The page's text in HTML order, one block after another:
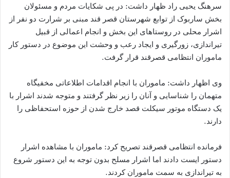
سرهنگ یحیی راد ظهار داشت: در پی شکایات مردم و مسئولان
بخش ساربوک از توابع شهرستان قصر قند مبنی بر شرارت دو نفر از
اشرار محلی در روستاهای این بخش و انجام اعمالی از قبیل
تیراندازی، زورگیری و ایجاد رعب و وحشت این موضوع در دستور کار
ماموران انتظامی قصرقند قرار گرفت.
وی اظهار داشت: ماموران با انجام اقدامات اطلاعاتی مخفیگاه
متهمان را شناسایی و آنان را زیر نظر گرفتند و متوجه شدند اشرار با
یک دستگاه موتور سیکلت قصد خارج شدن از حوزه استحفاظی را
دارند.
فرمانده انتظامی قصرقند تصریح کرد: ماموران با مشاهده اشرار
دستور ایست دادند اما اشرار مسلح بدون توجه به این دستور شروع
به تیراندازی به سمت ماموران کردند.